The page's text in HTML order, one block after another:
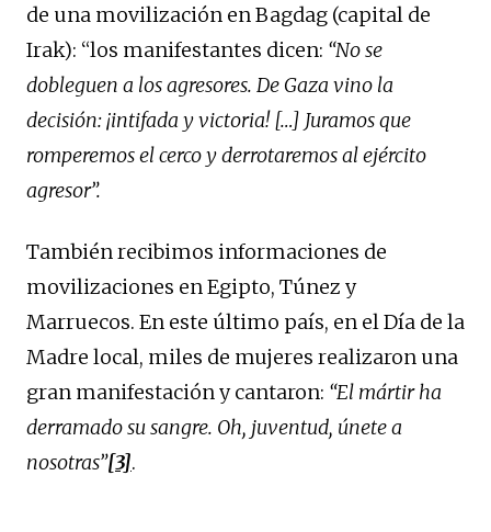
de una movilización en Bagdag (capital de
Irak): “los manifestantes dicen: “No se
dobleguen a los agresores. De Gaza vino la
decisión: ¡intifada y victoria! […] Juramos que
romperemos el cerco y derrotaremos al ejército
agresor”.
También recibimos informaciones de
movilizaciones en Egipto, Túnez y
Marruecos. En este último país, en el Día de la
Madre local, miles de mujeres realizaron una
gran manifestación y cantaron: “El mártir ha
derramado su sangre. Oh, juventud, únete a
nosotras”[3].